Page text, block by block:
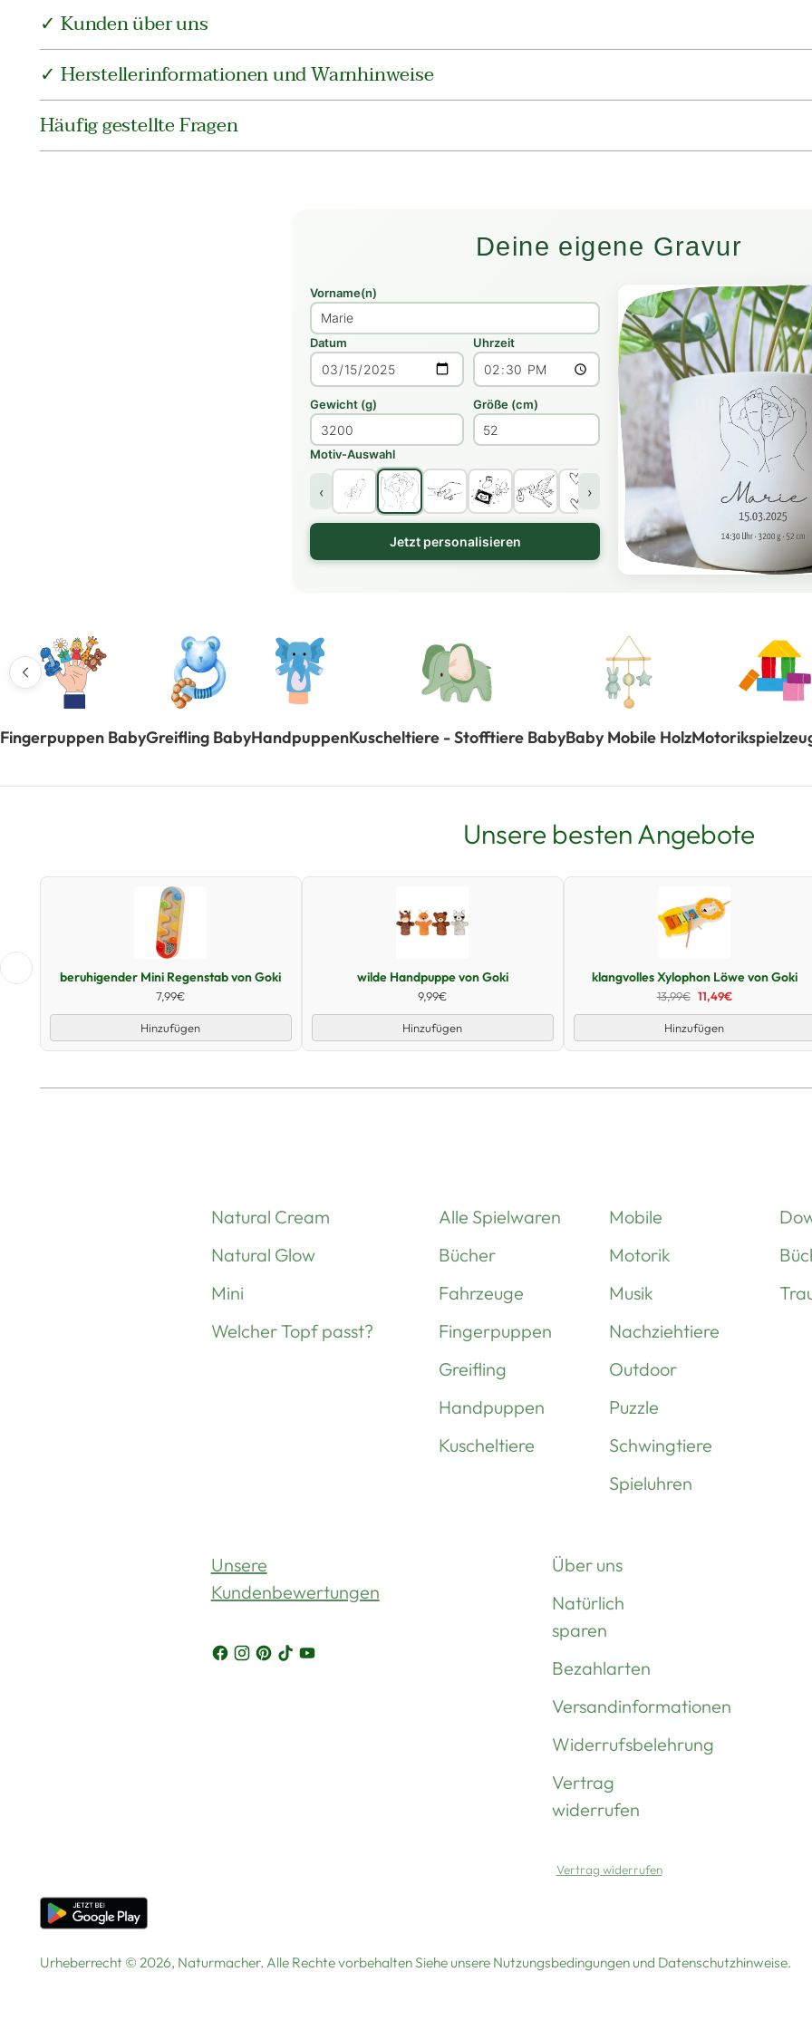
✓ Kunden über uns
✓ Herstellerinformationen und Warnhinweise
Häufig gestellte Fragen
Deine eigene Gravur
Vorname(n)
Datum Uhrzeit
Gewicht (g) Größe (cm)
Motiv-Auswahl
‹ ›
Jetzt personalisieren
Fingerpuppen BabyGreifling BabyHandpuppenKuscheltiere - Stofftiere BabyBaby Mobile Holz
Unsere besten Angebote
Schnellansicht
beruhigender Mini Regenstab von Goki
7,99€
Hinzufügen
wilde Handpuppe von Goki
9,99€
Hinzufügen
klangvolles Xylophon Löwe von Goki
13,99€ 11,49€
Hinzufügen
Natural Cream
Natural Glow
Mini
Welcher Topf passt?
Alle Spielwaren
Bücher
Fahrzeuge
Fingerpuppen
Greifling
Handpuppen
Kuscheltiere
Mobile
Motorik
Musik
Nachziehtiere
Outdoor
Puzzle
Schwingtiere
Spieluhren
Unsere
Kundenbewertungen
Über uns
Natürlich
sparen
Bezahlarten
Versandinformationen
Widerrufsbelehrung
Vertrag
widerrufen
Vertrag widerrufen
Urheberrecht © 2026, Naturmacher. Alle Rechte vorbehalten Siehe unsere Nutzungsbedingungen und Datenschutzhinweise.